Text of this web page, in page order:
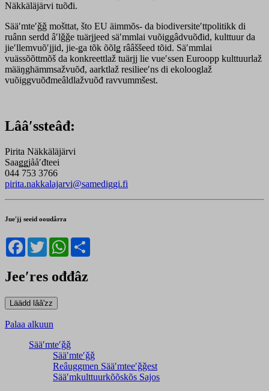
Näkkäläjärvi tuõđi.
Sääʹmteʹǧǧ mošttat, što EU äimmõs- da biodiversiteʹttpolitikk di
ruânn serdd âʹlǧǧe tuärjjeed säʹmmlai vuõiggâdvuõđid, kulttuur da
jieʹllemvuõʹjjid, jie-ǥa tõk õõlǥ rââššeed tõid. Säʹmmlai
vuässõõttmõš da konkreettlaž tuärjj lie vueʹssen Euroopp kulttuurlaž
määŋghämmsažvuõđ, aarktlaž resilieeʹns di ekolooglaž
vuõiggvuõđmeâldlažvuõđ ravvummšest.
Lââʹssteâđ:
Pirita Näkkäläjärvi
Saaǥǥjååʹđteei
044 753 3766
pirita.nakkalajarvi@samediggi.fi
Jueʹjj seeid ooudårra
Facebook
TwitterWhatsApp
Jeeʹres ođđâz
Palaa alkuun
Sääʹmteʹǧǧ
Sääʹmteʹǧǧ
Reâuggmen Sääʹmteeʹǧǧest
Sääʹmkulttuurkõõskõs Sajos